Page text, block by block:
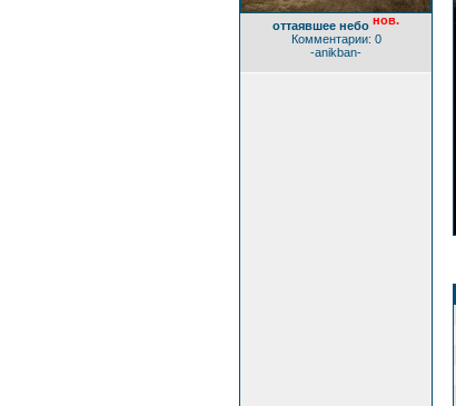
оттаявшее небо нов.
Комментарии: 0
-anikban-